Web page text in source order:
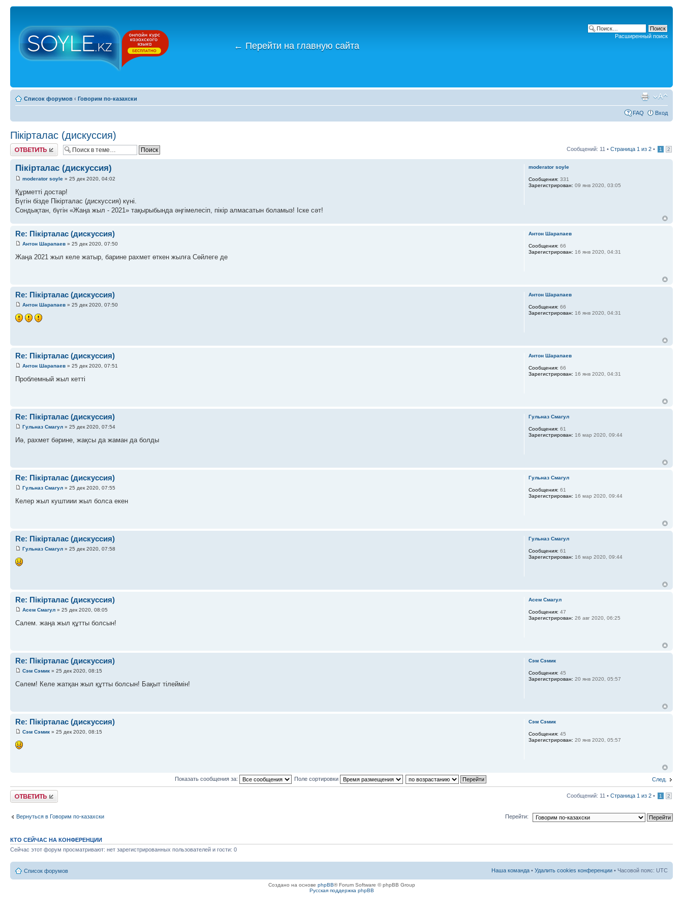
← Перейти на главную сайта
Расширенный поиск
Список форумов ‹ Говорим по-казахски
FAQ Вход
Пікірталас (дискуссия)
Ответить Сообщений: 11 • Страница 1 из 2 • 1 2
Пікірталас (дискуссия)
moderator soyle » 25 дек 2020, 04:02
Құрметті достар!
Бүгін бізде Пікірталас (дискуссия) күні.
Сондықтан, бүгін «Жаңа жыл - 2021» тақырыбында әңгімелесіп, пікір алмасатын боламыз! Іске сәт!
moderator soyle
Сообщения: 331
Зарегистрирован: 09 янв 2020, 03:05
Re: Пікірталас (дискуссия)
Антон Шарапаев » 25 дек 2020, 07:50
Жаңа 2021 жыл келе жатыр, барине рахмет өткен жылға Сөйлеге де
Антон Шарапаев
Сообщения: 66
Зарегистрирован: 16 янв 2020, 04:31
Re: Пікірталас (дискуссия)
Антон Шарапаев » 25 дек 2020, 07:50
Антон Шарапаев
Сообщения: 66
Зарегистрирован: 16 янв 2020, 04:31
Re: Пікірталас (дискуссия)
Антон Шарапаев » 25 дек 2020, 07:51
Проблемный жыл кетті
Антон Шарапаев
Сообщения: 66
Зарегистрирован: 16 янв 2020, 04:31
Re: Пікірталас (дискуссия)
Гульназ Смагул » 25 дек 2020, 07:54
Иә, рахмет бәрине, жақсы да жаман да болды
Гульназ Смагул
Сообщения: 61
Зарегистрирован: 16 мар 2020, 09:44
Re: Пікірталас (дискуссия)
Гульназ Смагул » 25 дек 2020, 07:55
Келер жыл куштиии жыл болса екен
Гульназ Смагул
Сообщения: 61
Зарегистрирован: 16 мар 2020, 09:44
Re: Пікірталас (дискуссия)
Гульназ Смагул » 25 дек 2020, 07:58
Гульназ Смагул
Сообщения: 61
Зарегистрирован: 16 мар 2020, 09:44
Re: Пікірталас (дискуссия)
Асем Смагул » 25 дек 2020, 08:05
Салем. жаңа жыл құтты болсын!
Асем Смагул
Сообщения: 47
Зарегистрирован: 26 авг 2020, 06:25
Re: Пікірталас (дискуссия)
Сэм Сэмик » 25 дек 2020, 08:15
Сәлем! Келе жатқан жыл құтты болсын! Бақыт тілеймін!
Сэм Сэмик
Сообщения: 45
Зарегистрирован: 20 янв 2020, 05:57
Re: Пікірталас (дискуссия)
Сэм Сэмик » 25 дек 2020, 08:15
Сэм Сэмик
Сообщения: 45
Зарегистрирован: 20 янв 2020, 05:57
След.
Показать сообщения за: Поле сортировки
Ответить Сообщений: 11 • Страница 1 из 2 • 1 2
Вернуться в Говорим по-казахски Перейти:
КТО СЕЙЧАС НА КОНФЕРЕНЦИИ
Сейчас этот форум просматривают: нет зарегистрированных пользователей и гости: 0
Список форумов Наша команда • Удалить cookies конференции • Часовой пояс: UTC
Создано на основе phpBB® Forum Software © phpBB Group
Русская поддержка phpBB